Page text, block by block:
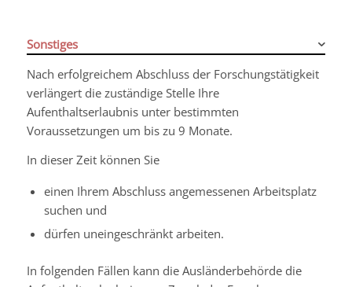
Sonstiges
Nach erfolgreichem Abschluss der Forschungstätigkeit
verlängert die zuständige Stelle Ihre
Aufenthaltserlaubnis unter bestimmten
Voraussetzungen um bis zu 9 Monate.
In dieser Zeit können Sie
einen Ihrem Abschluss angemessenen Arbeitsplatz
suchen und
dürfen uneingeschränkt arbeiten.
In folgenden Fällen kann die Ausländerbehörde die